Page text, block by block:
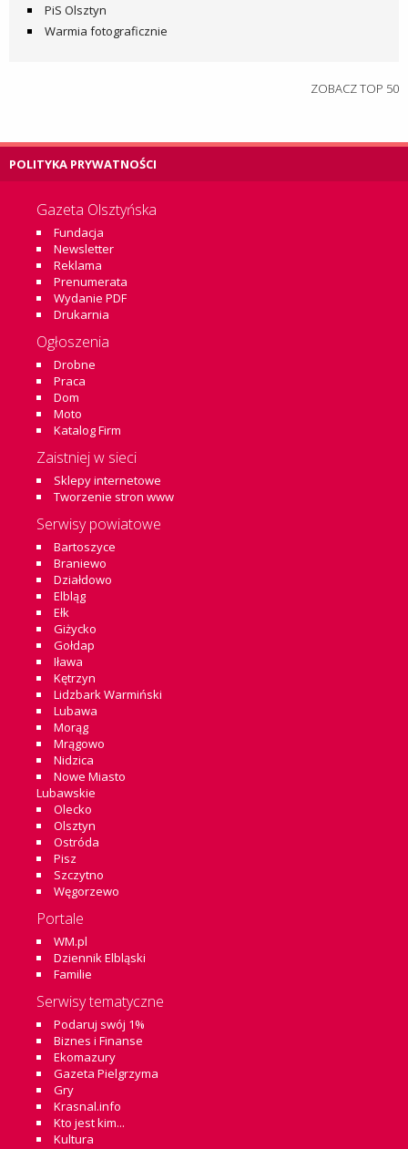
PiS Olsztyn
Warmia fotograficznie
ZOBACZ TOP 50
POLITYKA PRYWATNOŚCI
Gazeta Olsztyńska
Fundacja
Newsletter
Reklama
Prenumerata
Wydanie PDF
Drukarnia
Ogłoszenia
Drobne
Praca
Dom
Moto
Katalog Firm
Zaistniej w sieci
Sklepy internetowe
Tworzenie stron www
Serwisy powiatowe
Bartoszyce
Braniewo
Działdowo
Elbląg
Ełk
Giżycko
Gołdap
Iława
Kętrzyn
Lidzbark Warmiński
Lubawa
Morąg
Mrągowo
Nidzica
Nowe Miasto
Lubawskie
Olecko
Olsztyn
Ostróda
Pisz
Szczytno
Węgorzewo
Portale
WM.pl
Dziennik Elbląski
Familie
Serwisy tematyczne
Podaruj swój 1%
Biznes i Finanse
Ekomazury
Gazeta Pielgrzyma
Gry
Krasnal.info
Kto jest kim...
Kultura